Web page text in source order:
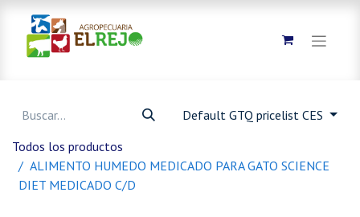
Default GTQ pricelist CES
Todos los productos
ALIMENTO HUMEDO MEDICADO PARA GATO SCIENCE
DIET MEDICADO C/D